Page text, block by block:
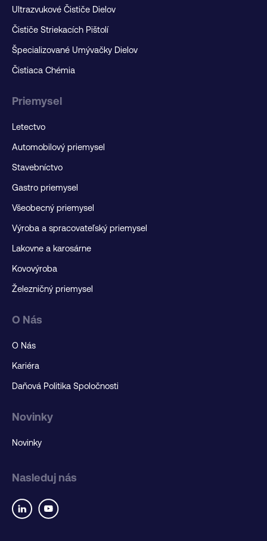
Ultrazvukové Čističe Dielov
Čističe Striekacích Pištolí
Špecializované Umývačky Dielov
Čistiaca Chémia
Priemysel
Letectvo
Automobilový priemysel
Stavebníctvo
Gastro priemysel
Všeobecný priemysel
Výroba a spracovateľský priemysel
Lakovne a karosárne
Kovovýroba
Železničný priemysel
O Nás
O Nás
Kariéra
Daňová Politika Spoločnosti
Novinky
Novinky
Nasleduj nás